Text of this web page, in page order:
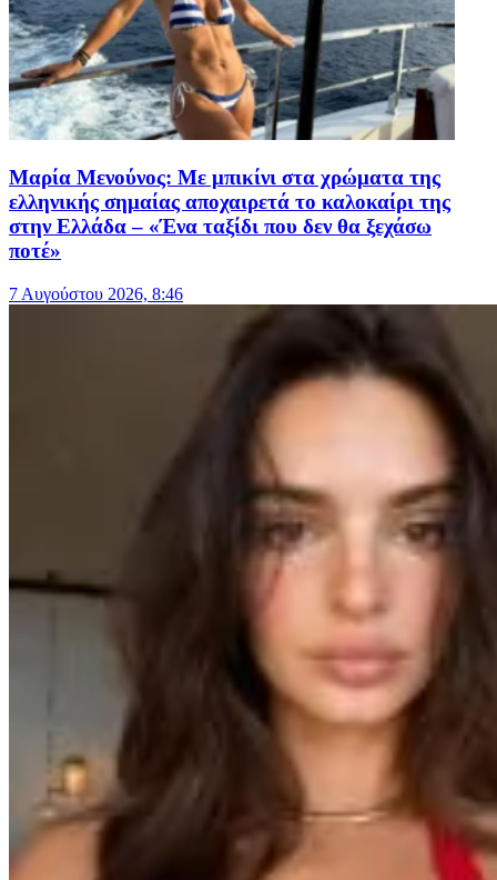
Μαρία Μενούνος: Με μπικίνι στα χρώματα της
ελληνικής σημαίας αποχαιρετά το καλοκαίρι της
στην Ελλάδα – «Ένα ταξίδι που δεν θα ξεχάσω
ποτέ»
7 Αυγούστου 2026, 8:46